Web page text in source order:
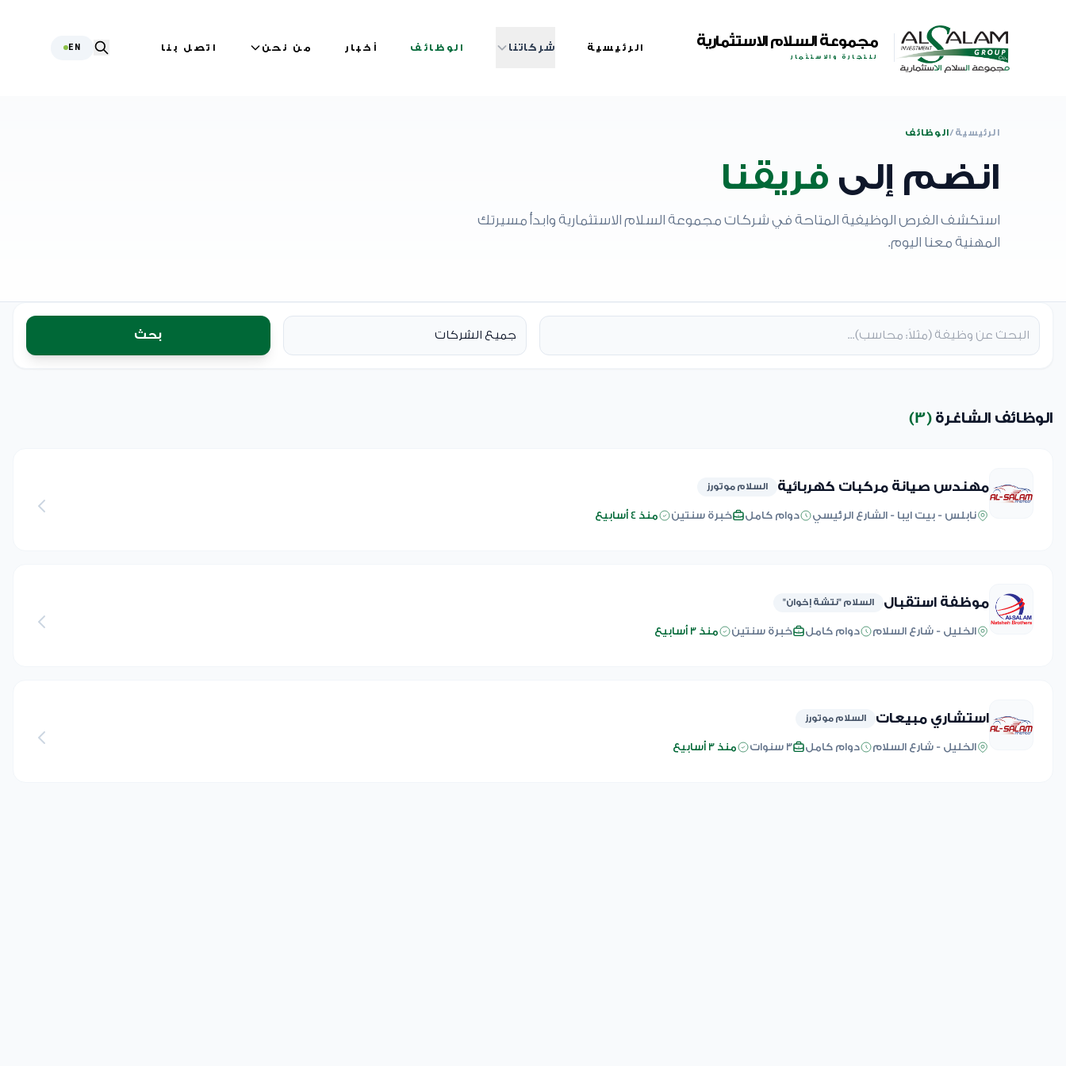
مجموعة السلام الاستثمارية
للتجارة والاستثمار
الرئيسية شركاتنا الوظائف أخبار من نحن اتصل بنا EN
الرئيسية /الوظائف
انضم إلى فريقنا
استكشف الفرص الوظيفية المتاحة في شركات مجموعة السلام الاستثمارية وابدأ مسيرتك
المهنية معنا اليوم.
بحث
الوظائف الشاغرة (3)
مهندس صيانة مركبات كهربائية السلام موتورز
نابلس - بيت ايبا - الشارع الرئيسي دوام كامل خبرة سنتين منذ 4 أسابيع
موظفة استقبال السلام "نتشة إخوان"
الخليل - شارع السلام دوام كامل خبرة سنتين منذ 3 أسابيع
استشاري مبيعات السلام موتورز
الخليل - شارع السلام دوام كامل 3 سنوات منذ 3 أسابيع